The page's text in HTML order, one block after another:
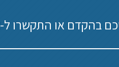
בהקדם או התקשרו ל-